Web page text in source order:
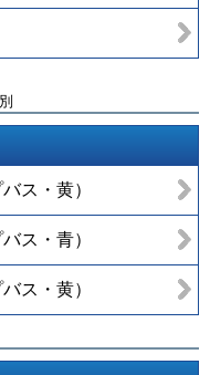
ス・黄）
ス・青）
ス・黄）